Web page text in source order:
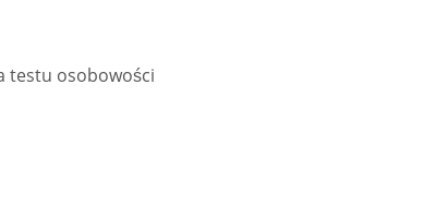
testu osobowości